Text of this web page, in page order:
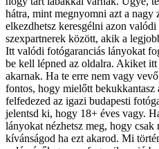
hátra, mint megnyomni azt a nagy
elkezdhetsz keresgélni azon
szexpartnerek között, akik a
Itt valódi fotógaranciás lányokat
be kell lépned az oldalra. Akiket
akarnak. Ha te erre nem vagy
fontos, hogy mielőtt bekukkantasz
felfedezed az igazi budapesti
jelentsd ki, hogy 18+ éves vagy.
lányokat nézhetsz meg, hogy csak
kívánságod ha ezt akarod. Mi